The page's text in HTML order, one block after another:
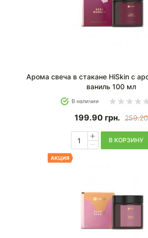
Арома свеча в стакане HiSkin с
ваниль 100 мл
В наличии
199.90 грн. 259.20
В КОРЗИНУ